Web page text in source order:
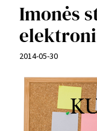
Imonės
2014-05-30